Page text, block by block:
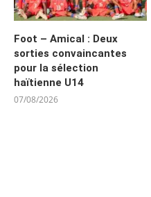
Foot – Amical : Deux
sorties convaincantes
pour la sélection
haïtienne U14
07/08/2026